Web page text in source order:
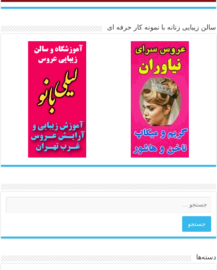
سالن زیبایی زنانه با نمونه کار حرفه ای
دسته‌ها